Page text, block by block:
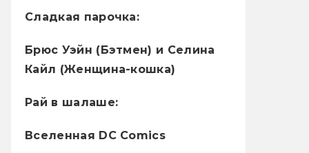
Сладкая парочка:
Брюс Уэйн (Бэтмен) и Селина
Кайл (Женщина-кошка)
Рай в шалаше:
Вселенная DC Comics